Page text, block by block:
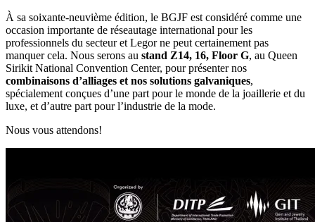
À sa soixante-neuvième édition, le BGJF est considéré comme une
occasion importante de réseautage international pour les
professionnels du secteur et Legor ne peut certainement pas
manquer cela. Nous serons au stand Z14, 16, Floor G, au Queen
Sirikit National Convention Center, pour présenter nos
combinaisons d’alliages et nos solutions galvaniques,
spécialement conçues d’une part pour le monde de la joaillerie et du
luxe, et d’autre part pour l’industrie de la mode.
Nous vous attendons!